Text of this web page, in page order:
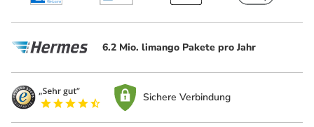
6.2 Mio. limango Pakete pro Jahr
Sichere Verbindung